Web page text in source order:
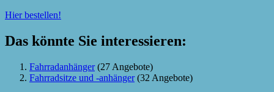
Hier bestellen!
Das könnte Sie interessieren:
Fahrradanhänger(27 Angebote)
Fahrradsitze und -anhänger(32 Angebote)